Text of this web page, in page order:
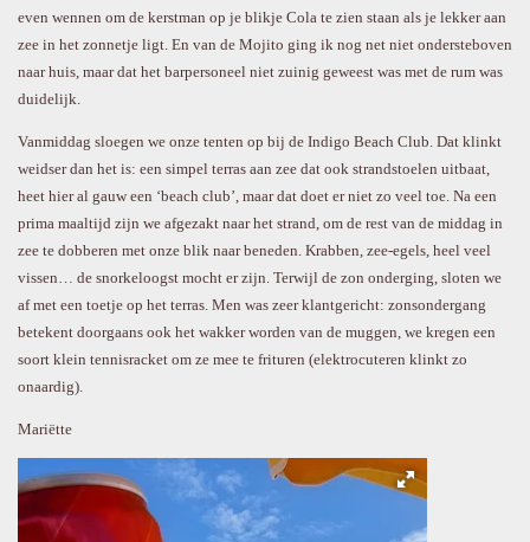
even wennen om de kerstman op je blikje Cola te zien staan als je lekker aan
zee in het zonnetje ligt. En van de Mojito ging ik nog net niet ondersteboven
naar huis, maar dat het barpersoneel niet zuinig geweest was met de rum was
duidelijk.
Vanmiddag sloegen we onze tenten op bij de Indigo Beach Club. Dat klinkt
weidser dan het is: een simpel terras aan zee dat ook strandstoelen uitbaat,
heet hier al gauw een ‘beach club’, maar dat doet er niet zo veel toe. Na een
prima maaltijd zijn we afgezakt naar het strand, om de rest van de middag in
zee te dobberen met onze blik naar beneden. Krabben, zee-egels, heel veel
vissen… de snorkeloogst mocht er zijn. Terwijl de zon onderging, sloten we
af met een toetje op het terras. Men was zeer klantgericht: zonsondergang
betekent doorgaans ook het wakker worden van de muggen, we kregen een
soort klein tennisracket om ze mee te frituren (elektrocuteren klinkt zo
onaardig).
Mariëtte